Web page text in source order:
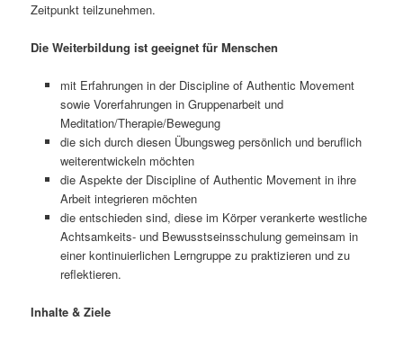
Zeitpunkt teilzunehmen.
Die Weiterbildung ist geeignet für Menschen
mit Erfahrungen in der Discipline of Authentic Movement
sowie Vorerfahrungen in Gruppenarbeit und
Meditation/Therapie/Bewegung
die sich durch diesen Übungsweg persönlich und beruflich
weiterentwickeln möchten
die Aspekte der Discipline of Authentic Movement in ihre
Arbeit integrieren möchten
die entschieden sind, diese im Körper verankerte westliche
Achtsamkeits- und Bewusstseinsschulung gemeinsam in
einer kontinuierlichen Lerngruppe zu praktizieren und zu
reflektieren.
Inhalte & Ziele